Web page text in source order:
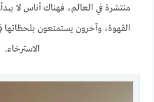
منتشرة في العالم، فهناك أناس لا
القهوة، وآخرون يستمتعون
الاسترخاء.